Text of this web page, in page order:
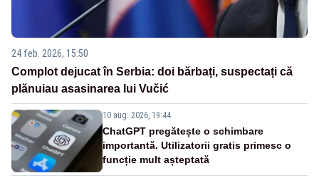
24 feb. 2026, 15:50
Complot dejucat în Serbia: doi bărbați, suspectați că
plănuiau asasinarea lui Vučić
10 aug. 2026, 19:44
ChatGPT pregătește o schimbare
importantă. Utilizatorii gratis primesc o
funcție mult așteptată